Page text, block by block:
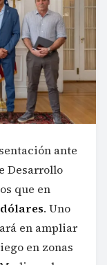
ante
Desarrollo
que en
. Uno
en ampliar
en zonas